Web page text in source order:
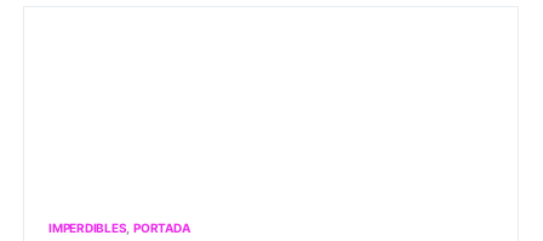
IMPERDIBLES PORTADA